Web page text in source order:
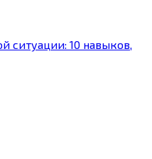
ситуации: 10 навыков,